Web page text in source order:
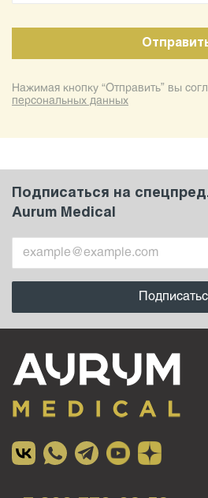
Нажимая кнопку “Отправить” вы
персональных данных
Подписаться на
Aurum Medical